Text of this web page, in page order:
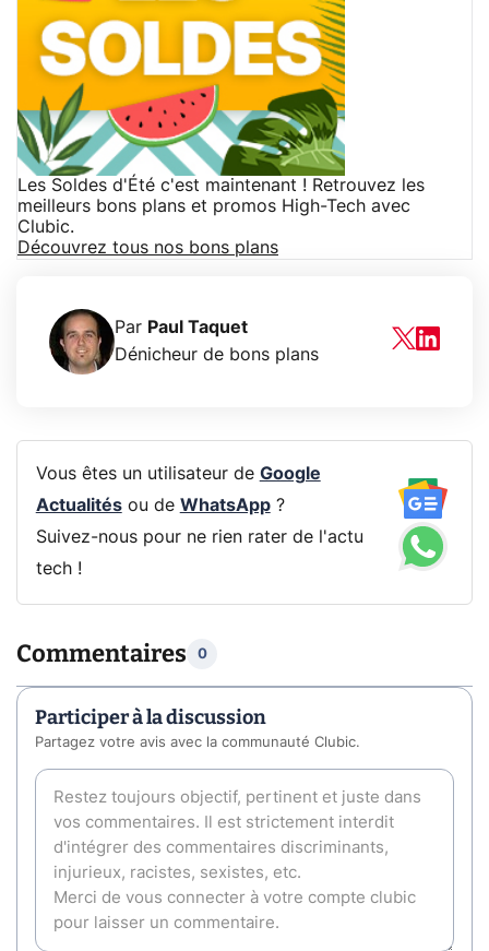
Les Soldes d'Été c'est maintenant ! Retrouvez les
meilleurs bons plans et promos High-Tech avec
Clubic.
Découvrez tous nos bons plans
Par Paul Taquet
Dénicheur de bons plans
Vous êtes un utilisateur de Google
Actualitésou de WhatsApp?
Suivez-nous pour ne rien rater de l'actu
tech !
Commentaires 0
Participer à la discussion
Partagez votre avis avec la communauté Clubic.